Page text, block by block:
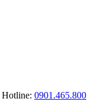
Hotline: 0901.465.800